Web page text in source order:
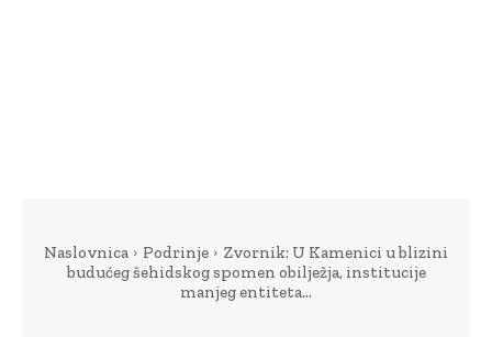
Naslovnica Podrinje
Zvornik: U Kamenici u blizini
budućeg šehidskog spomen obilježja, institucije
manjeg entiteta...